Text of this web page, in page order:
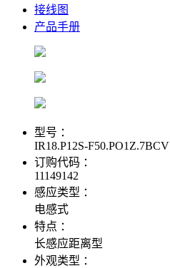
接线图
产品手册
型号 ：
IR18.P12S-F50.PO1Z.7BCV
订购代码 ：
11149142
感应类型 ：
电感式
特点 ：
长感应距离型
外观类型 ：